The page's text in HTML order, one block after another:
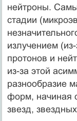
нейтроны.
стадии
излучением
протонов и
из-за этой
разнообразие
форм, начиная
звезд,